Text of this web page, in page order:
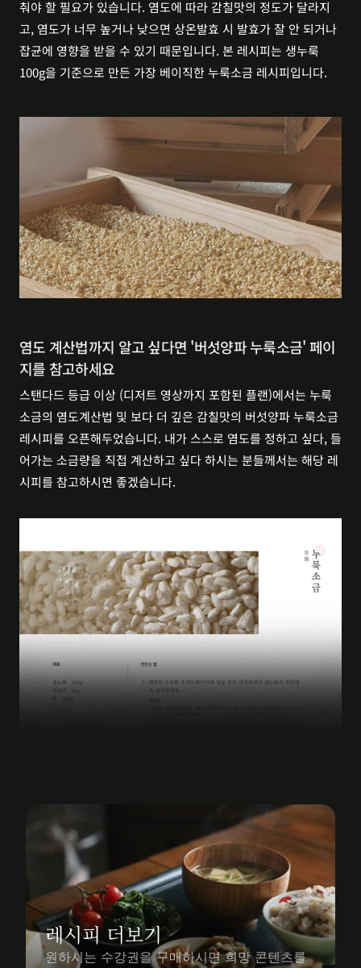
춰야 할 필요가 있습니다. 염도에 따라 감칠맛의 정도가 달라지
고, 염도가 너무 높거나 낮으면 상온발효 시 발효가 잘 안 되거나
잡균에 영향을 받을 수 있기 때문입니다. 본 레시피는 생누룩
100g을 기준으로 만든 가장 베이직한 누룩소금 레시피입니다.
염도 계산법까지 알고 싶다면 '버섯양파 누룩소금' 페이
지를 참고하세요
스탠다드 등급 이상 (디저트 영상까지 포함된 플랜)에서는 누룩
소금의 염도계산법 및 보다 더 깊은 감칠맛의 버섯양파 누룩소금
레시피를 오픈해두었습니다. 내가 스스로 염도를 정하고 싶다, 들
어가는 소금량을 직접 계산하고 싶다 하시는 분들께서는 해당 레
시피를 참고하시면 좋겠습니다.
레시피 더보기
원하시는 수강권을 구매하시면 희망 콘텐츠를